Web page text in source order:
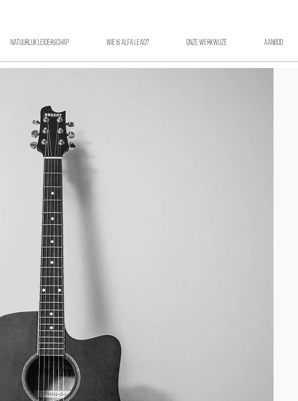
Natuurlijk leiderschap Wie is Alfa Lead? Onze werkwijze Aanbod